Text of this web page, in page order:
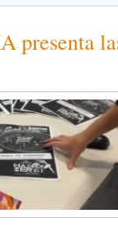
presenta